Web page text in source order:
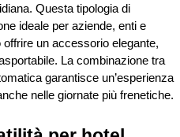
Questa tipologia di
ideale per aziende, enti e
un accessorio elegante,
La combinazione tra
garantisce un’esperienza
nelle giornate più frenetiche.